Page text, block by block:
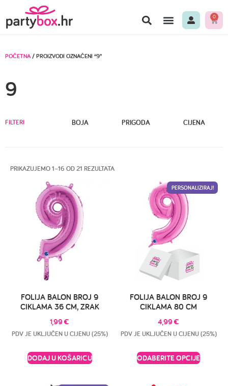
0
POČETNA/ PROIZVODI OZNAČENI “9”
9
FILTERI BOJA PRIGODA CIJENA
PRIKAZUJEMO 1–16 OD 21 REZULTATA
FOLIJA BALON BROJ 9
CIKLAMA 36 CM, ZRAK
1,99€
PDV JE UKLJUČEN U CIJENU (25%)
DODAJ U KOŠARICU
PERSONALIZIRAJ!
FOLIJA BALON BROJ 9
CIKLAMA 80 CM
4,99€
PDV JE UKLJUČEN U CIJENU (25%)
ODABERITE OPCIJE